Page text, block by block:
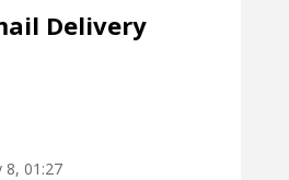
Delivery
8, 01:27